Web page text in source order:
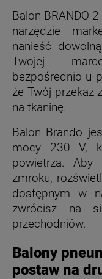
Balon BRANDO
narzędzie
nanieść
Twojej
bezpośrednio u
że Twój przekaz
na tkaninę.
Balon Brando
mocy 230 V,
powietrza.
zmroku,
dostępnym w
zwrócisz na
przechodniów.
Balony
postaw na